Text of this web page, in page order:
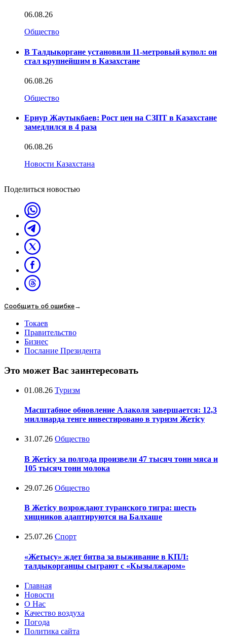
06.08.26
Общество
В Талдыкоргане установили 11-метровый купол: он
стал крупнейшим в Казахстане
06.08.26
Общество
Ернур Жаутыкбаев: Рост цен на СЗПТ в Казахстане
замедлился в 4 раза
06.08.26
Новости Казахстана
Поделиться новостью
Сообщить об ошибке→
Токаев
Правительство
Бизнес
Послание Президента
Это может Вас заинтересовать
01.08.26 Туризм
Масштабное обновление Алаколя завершается: 12,3
миллиарда тенге инвестировано в туризм Жетісу
31.07.26 Общество
В Жетісу за полгода произвели 47 тысяч тонн мяса и
105 тысяч тонн молока
29.07.26 Общество
В Жетісу возрождают туранского тигра: шесть
хищников адаптируются на Балхаше
25.07.26 Спорт
«Жетысу» ждет битва за выживание в КПЛ:
талдыкорганцы сыграют с «Кызылжаром»
Главная
Новости
О Нас
Качество воздуха
Погода
Политика сайта